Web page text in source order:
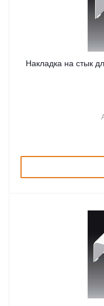
Накладка на стык